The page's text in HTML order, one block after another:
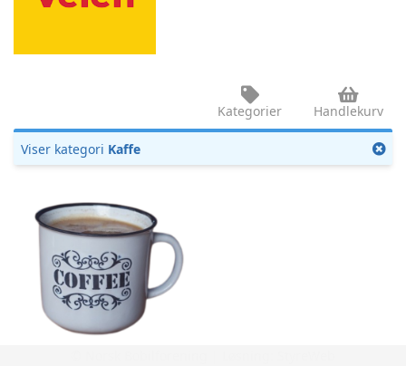
Kategorier Handlekurv
Viser kategori Kaffe
Kaffeavtale -
bruk din egen
kopp
Se detaljer
Avtalen gjelder alle
varme drikker.